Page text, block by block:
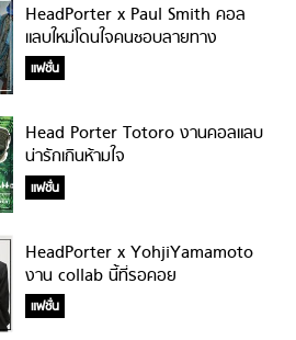
HeadPorter x Paul Smith คอล
แลบใหม่โดนใจคนชอบลายทาง
แฟชั่น
Head Porter Totoro งานคอลแลบ
น่ารักเกินห้ามใจ
แฟชั่น
HeadPorter x YohjiYamamoto
งาน collab นี้ที่รอคอย
แฟชั่น